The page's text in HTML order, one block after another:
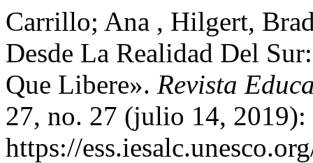
Carrillo; Ana , Hilgert,
Desde La Realidad Del
Que Libere». Revista
27, no. 27 (julio 14,
https://